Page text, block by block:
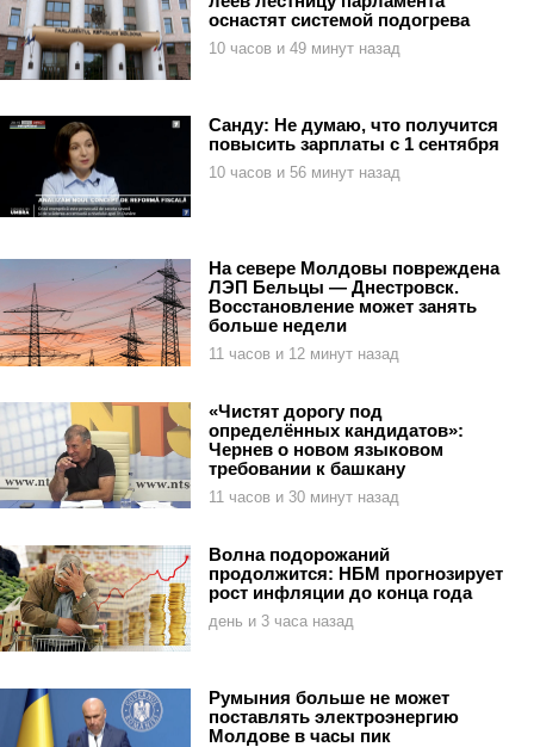
оснастят системой подогрева
10 часов и 49 минут назад
Санду: Не думаю, что получится
повысить зарплаты с 1 сентября
10 часов и 56 минут назад
На севере Молдовы повреждена
ЛЭП Бельцы — Днестровск.
Восстановление может занять
больше недели
11 часов и 12 минут назад
«Чистят дорогу под
определённых кандидатов»:
Чернев о новом языковом
требовании к башкану
11 часов и 30 минут назад
Волна подорожаний
продолжится: НБМ прогнозирует
рост инфляции до конца года
день и 3 часа назад
Румыния больше не может
поставлять электроэнергию
Молдове в часы пик